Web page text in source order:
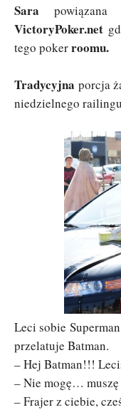
Sara
VictoryPoker.net
tego pokerroomu.
Tradycyjna porcja
niedzielnego
Leci sobie
przelatuje Batman.
– Hej Batman!!!
– Nie mogę…
– Frajer z ciebie,